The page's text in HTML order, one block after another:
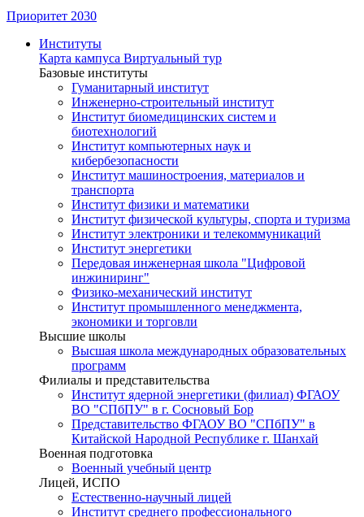
Приоритет 2030
Институты
Карта кампуса Виртуальный тур
Базовые институты
Гуманитарный институт
Инженерно-строительный институт
Институт биомедицинских систем и
биотехнологий
Институт компьютерных наук и
кибербезопасности
Институт машиностроения, материалов и
транспорта
Институт физики и математики
Институт физической культуры, спорта и туризма
Институт электроники и телекоммуникаций
Институт энергетики
Передовая инженерная школа "Цифровой
инжиниринг"
Физико-механический институт
Институт промышленного менеджмента,
экономики и торговли
Высшие школы
Высшая школа международных образовательных
программ
Филиалы и представительства
Институт ядерной энергетики (филиал) ФГАОУ
ВО "СПбПУ" в г. Сосновый Бор
Представительство ФГАОУ ВО "СПбПУ" в
Китайской Народной Республике г. Шанхай
Военная подготовка
Военный учебный центр
Лицей, ИСПО
Естественно-научный лицей
Институт среднего профессионального